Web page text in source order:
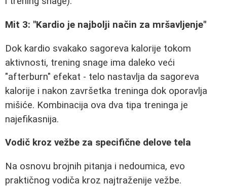
Mit 3: "Kardio je najbolji način za mršavljenje"
Dok kardio svakako sagoreva kalorije tokom
aktivnosti, trening snage ima daleko veći
"afterburn" efekat - telo nastavlja da sagoreva
kalorije i nakon završetka treninga dok oporavlja
mišiće. Kombinacija ova dva tipa treninga je
najefikasnija.
Vodič kroz vežbe za specifične delove tela
Na osnovu brojnih pitanja i nedoumica, evo
praktičnog vodiča kroz najtraženije vežbe.